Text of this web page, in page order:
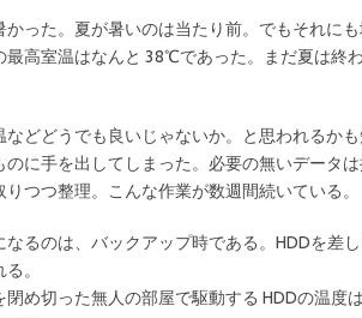
かった。夏が暑いのは当たり前。でもそれにも
最高室温はなんと 38℃であった。まだ夏は終
などどうでも良いじゃないか。と思われるか
のに手を出してしまった。必要の無いデータ
りつつ整理。こんな作業が数週間続いている。
なるのは、バックアップ時である。HDDを差
。
閉め切った無人の部屋で駆動する HDDの温